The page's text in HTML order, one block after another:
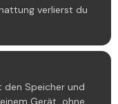
verlierst du
Speicher und
Gerät, ohne